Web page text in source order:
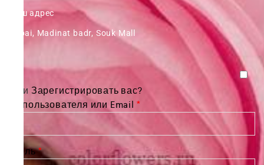
Наш адрес
Dubai, Madinat badr, Souk Mall
Войти Зарегистрировать вас?
Имя пользователя или Email *Обязательно
Пароль*Обязательно